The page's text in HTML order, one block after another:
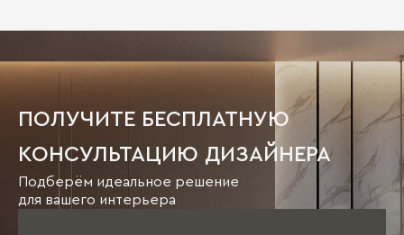
ПОЛУЧИТЕ БЕСПЛАТНУЮ
КОНСУЛЬТАЦИЮ ДИЗАЙНЕРА
Подберём идеальное решение
для вашего интерьера